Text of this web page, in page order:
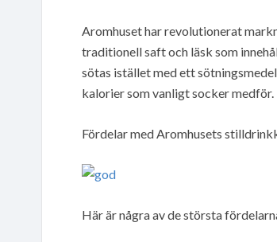
Aromhuset har revolutionerat
traditionell saft och läsk som
sötas istället med ett
kalorier som vanligt socker medför.
Fördelar med Aromhusets
Här är några av de största